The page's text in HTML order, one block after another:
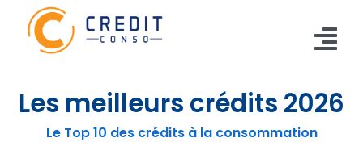
content
CONSO
Les meilleurs crédits 2026
Le Top 10 des crédits à la consommation